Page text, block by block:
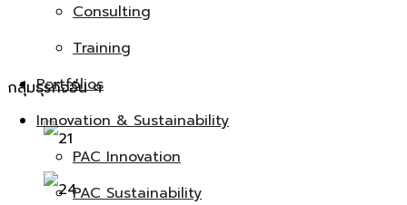
Consulting
Training
Portfolios
Innovation & Sustainability
PAC Innovation
PAC Sustainability
กลุ่มธุรกิจอื่น ๆ